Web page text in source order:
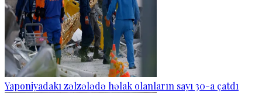
Yaponiyadakı zəlzələdə həlak olanların sayı 30-a çatdı